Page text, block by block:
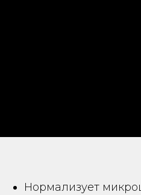
Нормализует